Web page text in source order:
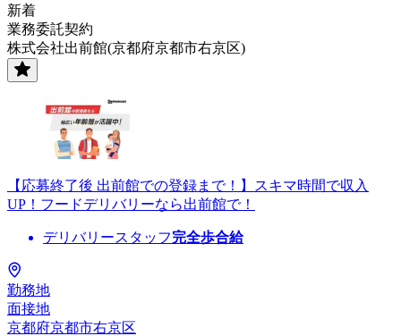
新着
業務委託契約
株式会社出前館(京都府京都市右京区)
【応募終了後 出前館での登録まで！】スキマ時間で収入
UP！フードデリバリーなら出前館で！
デリバリースタッフ完全歩合給
勤務地
面接地
京都府京都市右京区